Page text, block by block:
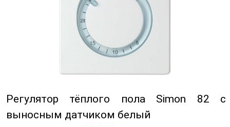
Регулятор тёплого пола Simon 82 с
выносным датчиком белый